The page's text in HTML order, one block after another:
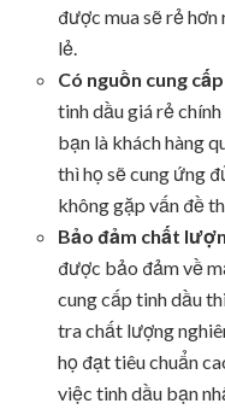
được mua sẽ rẻ
lẻ.
Có nguồn cung
tinh dầu giá rẻ
bạn là khách hàng
thì họ sẽ cung ứng
không gặp vấn đề
Bảo đảm chất
được bảo đảm về
cung cấp tinh dầu
tra chất lượng
họ đạt tiêu chuẩn
việc tinh dầu bạn